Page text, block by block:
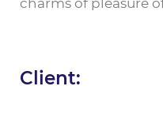
charms of pleasure
Client: